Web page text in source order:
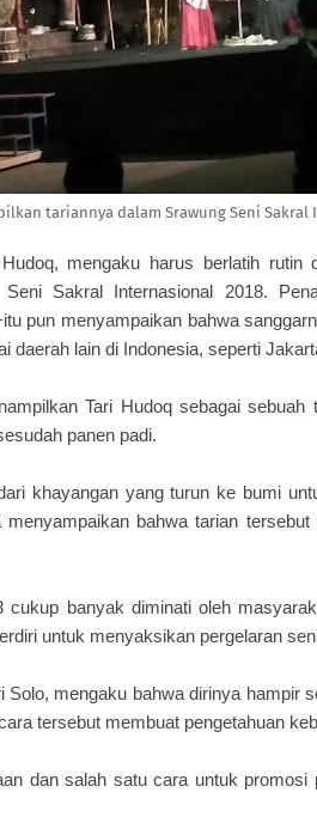
tariannya dalam Srawung Seni Sakral
mengaku harus berlatih rutin
Sakral Internasional 2018.
pun menyampaikan bahwa
daerah lain di Indonesia, seperti
Tari Hudoq sebagai
panen padi.
khayangan yang turun ke bumi
menyampaikan bahwa tarian
cukup banyak diminati oleh
untuk menyaksikan pergelaran
mengaku bahwa dirinya hampir
tersebut membuat pengetahuan
dan salah satu cara untuk